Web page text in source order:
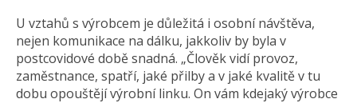
U vztahů s výrobcem je důležitá i osobní návštěva,
nejen komunikace na dálku, jakkoliv by byla v
postcovidové době snadná. „Člověk vidí provoz,
zaměstnance, spatří, jaké přilby a v jaké kvalitě v tu
dobu opouštějí výrobní linku. On vám kdejaký výrobce